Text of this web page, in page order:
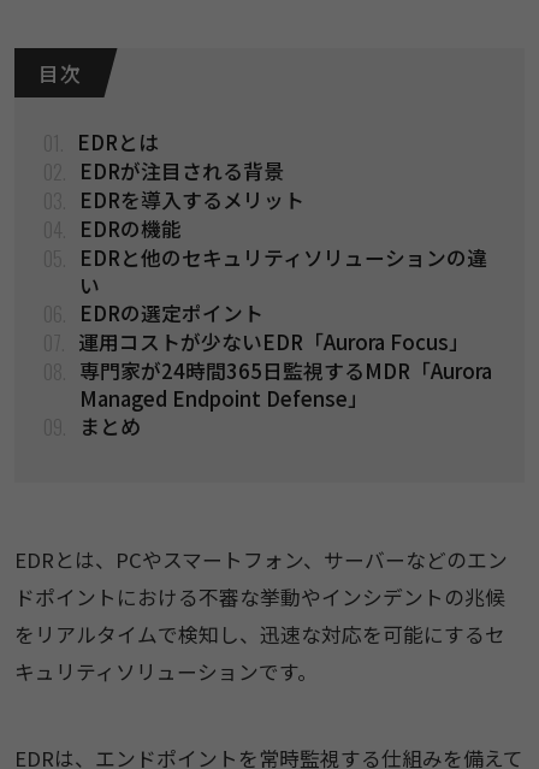
目 次
EDRとは
EDRが注目される背景
EDRを導入するメリット
EDRの機能
EDRと他のセキュリティソリューションの違
い
EDRの選定ポイント
運用コストが少ないEDR「Aurora Focus」
専門家が24時間365日監視するMDR「Aurora
Managed Endpoint Defense」
まとめ
EDRとは、PCやスマートフォン、サーバーなどのエン
ドポイントにおける不審な挙動やインシデントの兆候
をリアルタイムで検知し、迅速な対応を可能にするセ
キュリティソリューションです。
EDRは、エンドポイントを常時監視する仕組みを備えて